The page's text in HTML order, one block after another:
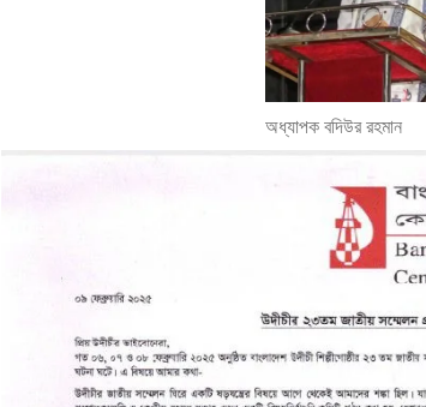
অধ্যাপক বদিউর রহমান